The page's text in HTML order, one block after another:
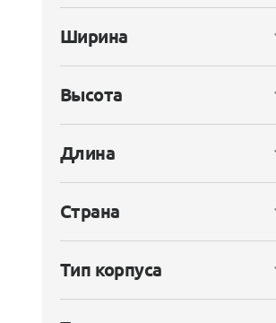
Ширина
Высота
Длина
Страна
Тип корпуса